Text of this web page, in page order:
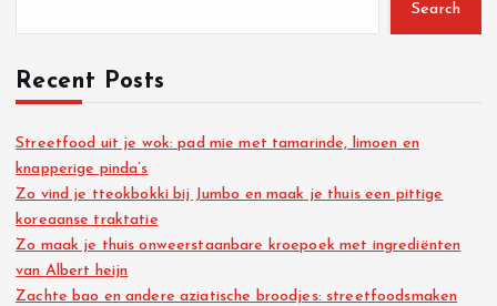
Search
Recent Posts
Streetfood uit je wok: pad mie met tamarinde, limoen en
knapperige pinda’s
Zo vind je tteokbokki bij Jumbo en maak je thuis een pittige
koreaanse traktatie
Zo maak je thuis onweerstaanbare kroepoek met ingrediënten
van Albert heijn
Zachte bao en andere aziatische broodjes: streetfoodsmaken